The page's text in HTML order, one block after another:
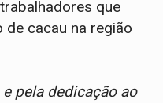
que
cacau na região
pela dedicação ao